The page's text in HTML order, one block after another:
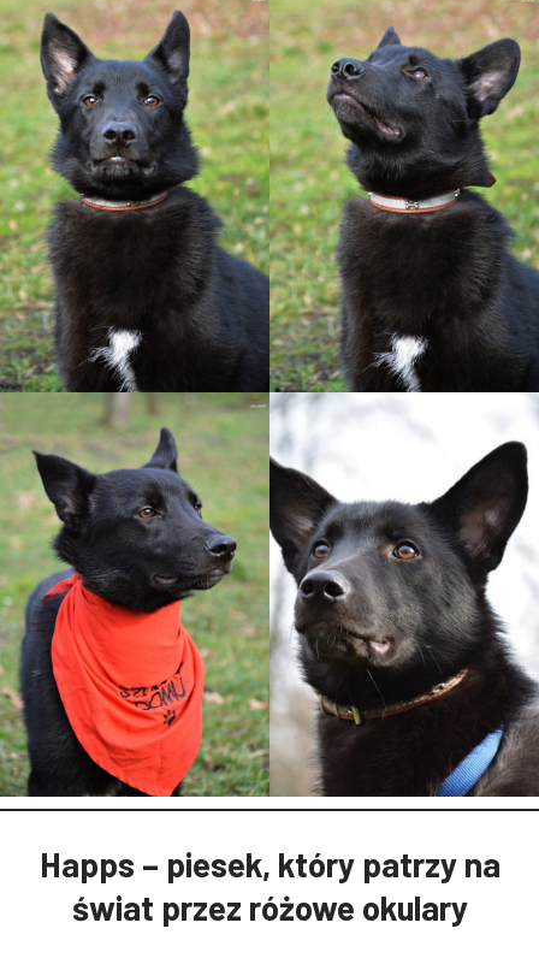
Happs – piesek, który patrzy na
świat przez różowe okulary